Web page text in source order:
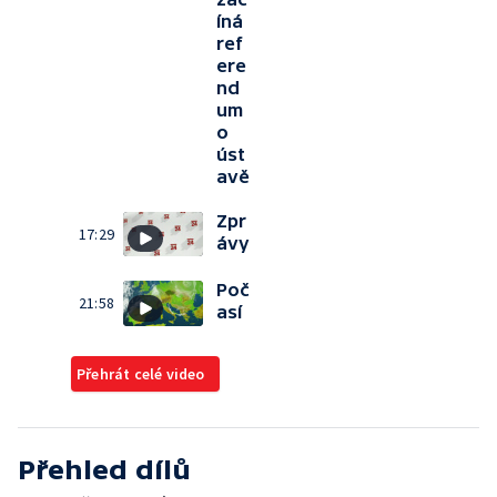
íná
ref
ere
nd
um
o
úst
avě
17:29
Zpr
ávy
21:58
Poč
así
Přehrát celé video
Přehled dílů